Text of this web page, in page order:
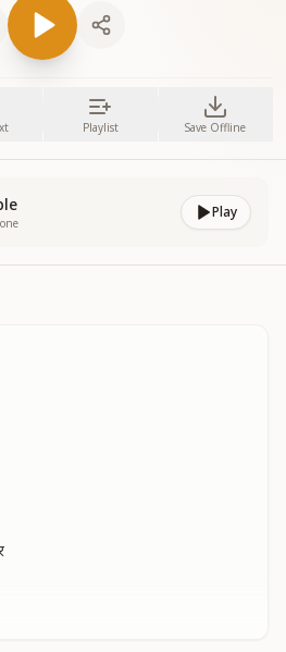
Playlist Save Offline
Play